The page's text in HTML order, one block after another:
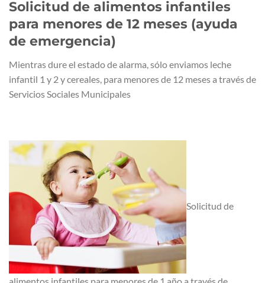
Solicitud de alimentos infantiles
para menores de 12 meses (ayuda
de emergencia)
Mientras dure el estado de alarma, sólo enviamos leche
infantil 1 y 2 y cereales, para menores de 12 meses a través de
Servicios Sociales Municipales
Solicitud de